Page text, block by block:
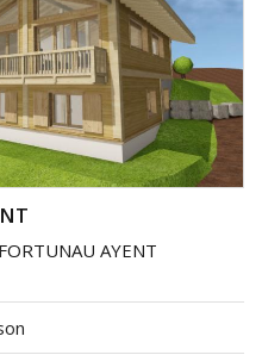
AYENT